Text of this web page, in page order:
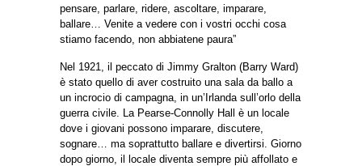
pensare, parlare, ridere, ascoltare, imparare,
ballare… Venite a vedere con i vostri occhi cosa
stiamo facendo, non abbiatene paura”
Nel 1921, il peccato di Jimmy Gralton (Barry Ward)
è stato quello di aver costruito una sala da ballo a
un incrocio di campagna, in un’Irlanda sull’orlo della
guerra civile. La Pearse-Connolly Hall è un locale
dove i giovani possono imparare, discutere,
sognare… ma soprattutto ballare e divertirsi. Giorno
dopo giorno, il locale diventa sempre più affollato e